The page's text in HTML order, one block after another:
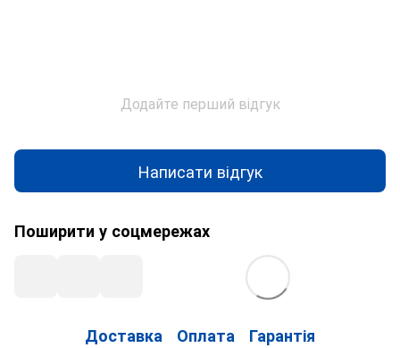
Додайте перший відгук
Написати відгук
Поширити у соцмережах
Доставка Оплата Гарантія